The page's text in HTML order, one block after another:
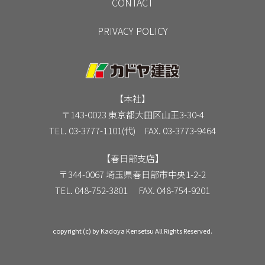
PRIVACY POLICY
【本社】
〒143-0023 東京都大田区山王3-30-4
TEL. 03-3777-1101(代) FAX. 03-3773-9464
【春日部支店】
〒344-0067 埼玉県春日部市中央1-2-2
TEL. 048-752-3801 FAX. 048-754-9201
copyright (c) by Kadoya Kensetsu All Rights Reserved.